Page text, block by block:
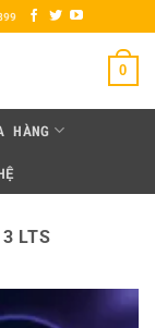
0
HÀNG
LTS